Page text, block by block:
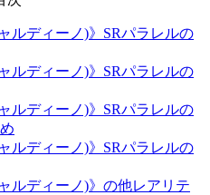
ルディーノ)》SRパラレルの
ルディーノ)》SRパラレルの
ルディーノ)》SRパラレルの
ルディーノ)》SRパラレルの
ルディーノ)》の他レアリテ